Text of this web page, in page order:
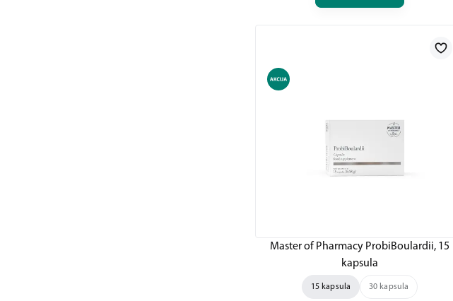
Master of Pharmacy ProbiBoulardii, 15
kapsula
15 kapsula 30 kapsula